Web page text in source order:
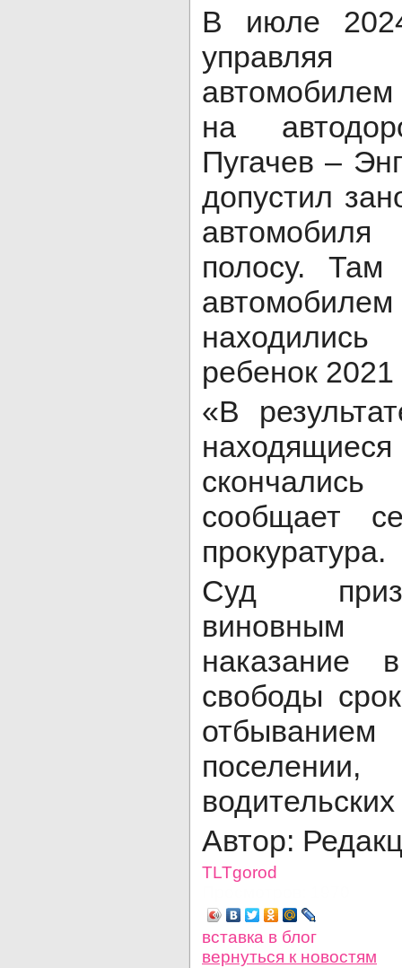
В июле
на
Пугачев –
допустил
полосу. Там
ребенок
«В
сообщает
прокуратура.
Суд
наказание
свободы
Автор:
TLTgorod
вставка в блог
вернуться к новостям